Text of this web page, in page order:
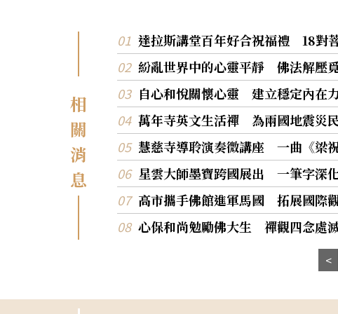
相
關
消
息
達拉斯講堂百年好合祝福禮 18對
紛亂世界中的心靈平靜 佛法解壓
自心和悅關懷心靈 建立穩定內在
萬年寺英文生活禪 為兩國地震災
慧慈寺導聆演奏微講座 一曲《梁
星雲大師墨寶跨國展出 一筆字深
高市攜手佛館進軍馬國 拓展國際
心保和尚勉勵佛大生 禪觀四念處